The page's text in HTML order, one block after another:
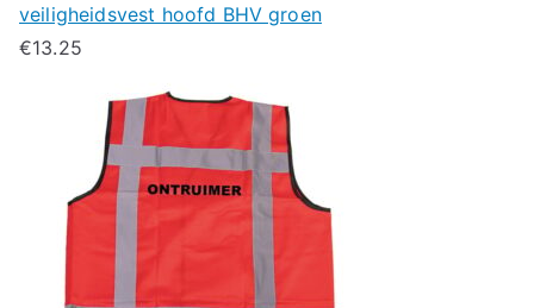
veiligheidsvest hoofd BHV groen
€13.25